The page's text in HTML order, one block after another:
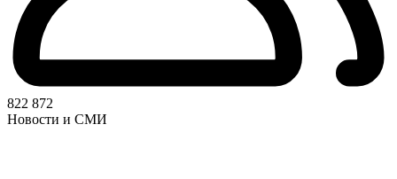
822 872
Новости и СМИ